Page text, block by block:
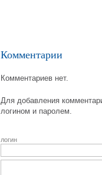
Комментарии
Комментариев нет.
Для добавления
логином и паролем.
логин